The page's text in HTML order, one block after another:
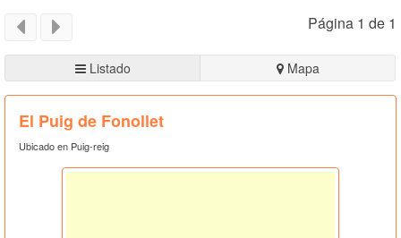
Página 1 de 1
Listado Mapa
El Puig de Fonollet
Ubicado en Puig-reig